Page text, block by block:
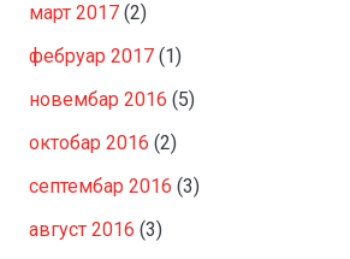
март 2017 (2)
фебруар 2017 (1)
новембар 2016 (5)
октобар 2016 (2)
септембар 2016 (3)
август 2016 (3)